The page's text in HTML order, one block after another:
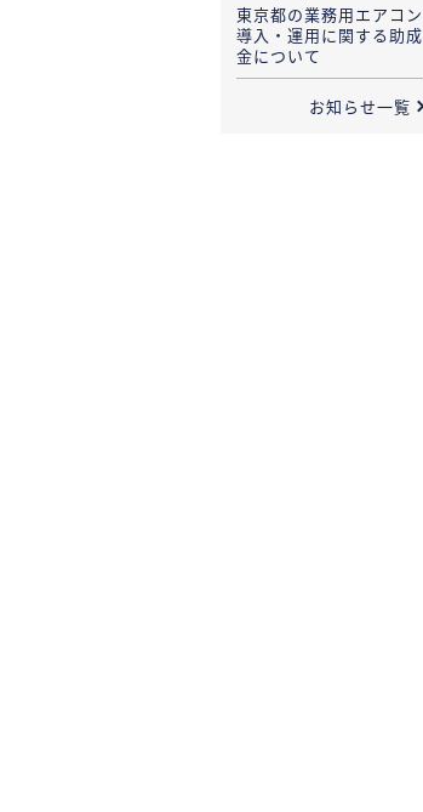
東京都の業務用エアコン
導入・運用に関する助成
金について
お知らせ一覧